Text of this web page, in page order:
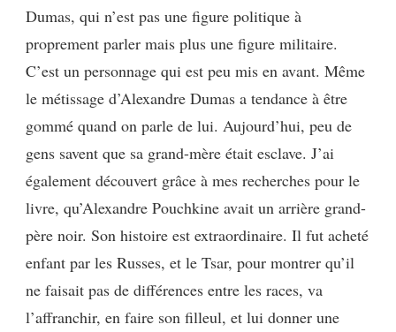
Dumas, qui n’est pas une figure politique à
proprement parler mais plus une figure militaire.
C’est un personnage qui est peu mis en avant. Même
le métissage d’Alexandre Dumas a tendance à être
gommé quand on parle de lui. Aujourd’hui, peu de
gens savent que sa grand-mère était esclave. J’ai
également découvert grâce à mes recherches pour le
livre, qu’Alexandre Pouchkine avait un arrière grand-
père noir. Son histoire est extraordinaire. Il fut acheté
enfant par les Russes, et le Tsar, pour montrer qu’il
ne faisait pas de différences entre les races, va
l’affranchir, en faire son filleul, et lui donner une